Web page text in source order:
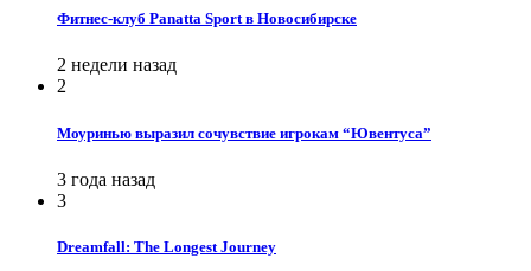
Фитнес-клуб Panatta Sport в Новосибирске
2 недели назад
2
Моуринью выразил сочувствие игрокам “Ювентуса”
3 года назад
3
Dreamfall: The Longest Journey